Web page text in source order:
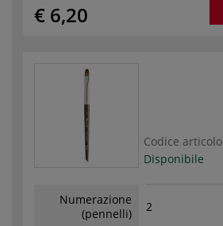
€ 6,20
Codice articolo
Disponibile
Numerazione
(pennelli)
2